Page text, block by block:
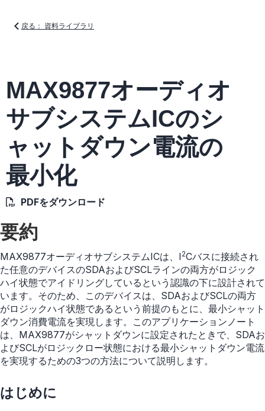
戻る： 資料ライブラリ
MAX9877オーディオ
サブシステムICのシ
ャットダウン電流の
最小化
PDFをダウンロード
要約
MAX9877オーディオサブシステムICは、I2Cバスに接続され
た任意のデバイスのSDAおよびSCLラインの両方がロジック
ハイ状態でアイドリングしているという認識の下に設計されて
います。そのため、このデバイスは、SDAおよびSCLの両方
がロジックハイ状態であるという前提のもとに、最小シャット
ダウン消費電流を実現します。このアプリケーションノート
は、MAX9877がシャットダウンに設定されたときで、SDAお
よびSCLがロジックロー状態における最小シャットダウン電流
を実現するための3つの方法について説明します。
はじめに